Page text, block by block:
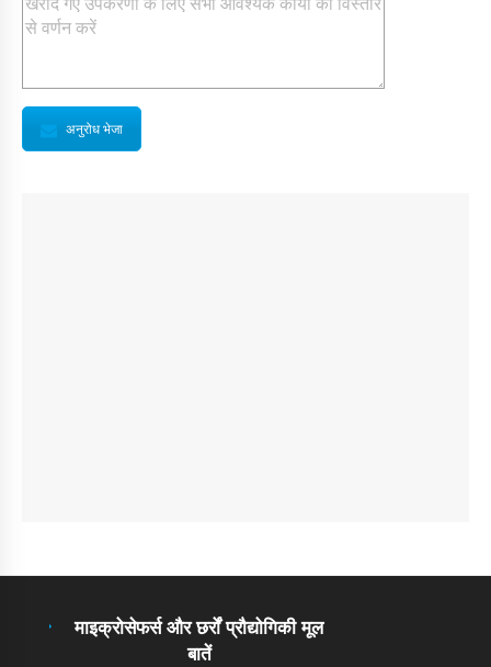
अनुरोध भेजा
माइक्रोसेफर्स और छर्रों प्रौद्योगिकी मूल
बातें